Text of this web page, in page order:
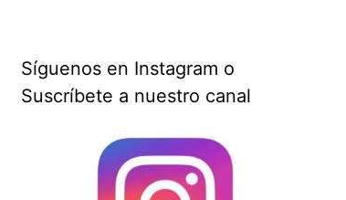
Síguenos en Instagram o
Suscríbete a nuestro canal